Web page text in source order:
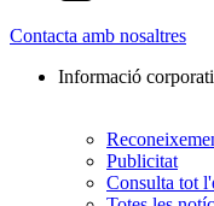
Contacta amb nosaltres
Informació
Publicitat
Consulta tot